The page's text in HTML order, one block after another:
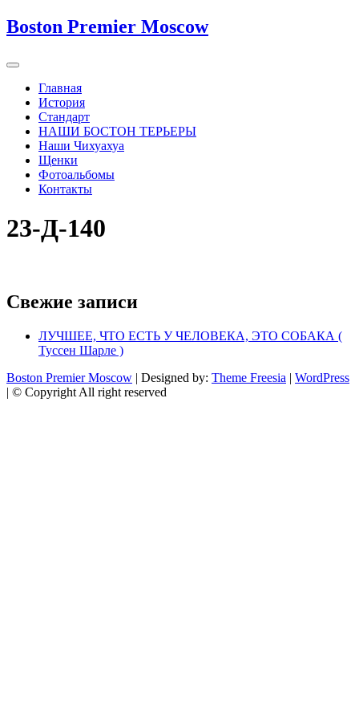
Boston Premier Moscow
Главная
История
Стандарт
НАШИ БОСТОН ТЕРЬЕРЫ
Наши Чихуахуа
Щенки
Фотоальбомы
Контакты
23-Д-140
Свежие записи
ЛУЧШЕЕ, ЧТО ЕСТЬ У ЧЕЛОВЕКА, ЭТО СОБАКА (
Туссен Шарле )
Boston Premier Moscow | Designed by: Theme Freesia | WordPress
| © Copyright All right reserved